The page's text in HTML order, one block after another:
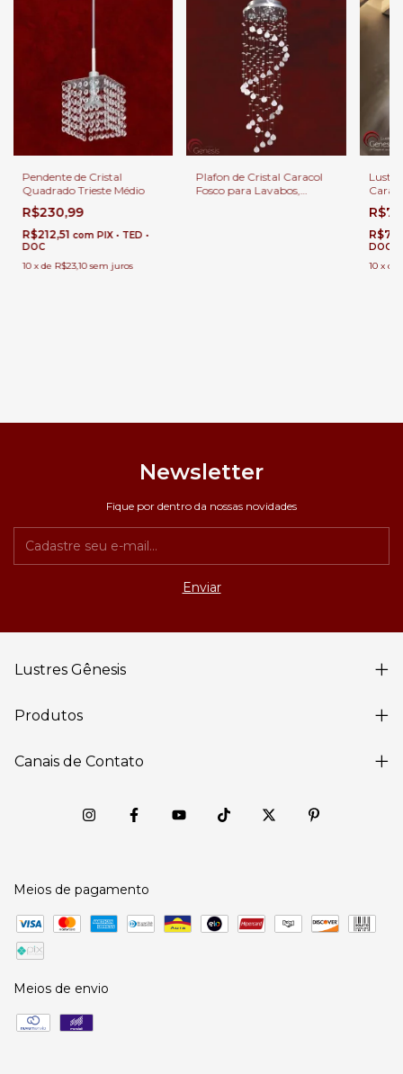
Pendente de Cristal
Quadrado Trieste Médio
R$230,99
R$212,51 com PIX • TED •
DOC
10 xde R$23,10 sem juros
Plafon de Cristal Caracol
Fosco para Lavabos,
Cama.
DOC
10 x de
Newsletter
Fique por dentro da nossas novidades
Lustres Gênesis
Produtos
Canais de Contato
Meios de pagamento
Meios de envio